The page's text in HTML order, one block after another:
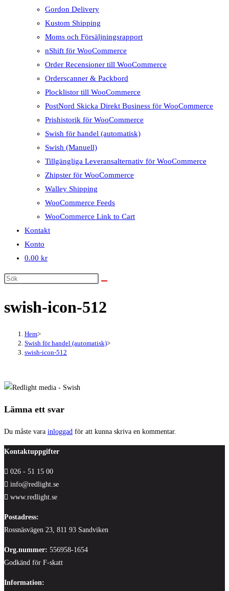
Gordon Delivery
Kustom Shipping
Moms och Försäljningsrapport
nShift för WooCommerce
Order Recensioner till WooCommerce
Orderscanner & Packbord
Plocklistor till WooCommerce
PostNord Skicka Direkt Business för WooCommerce
Prishistorik för WooCommerce
Swish för handel (automatisk)
Swish (Manuell)
Tillgängliga Leveransalternativ för WooCommerce
Zhipster för WooCommerce
Walley Shipping
WooCommerce Feeds
WooCommerce Link to Cart
Kontakt
Konto
0.00 kr
swish-icon-512
Hem>
Swish för handel (automatisk)>
swish-icon-512
Lämna ett svar
Du måste vara inloggad för att kunna skriva en kommentar.
Kontaktuppgifter
026 - 51 15 00
info@redlight.se
www.redlight.se
Postadress:
Rossnäsvägen 23, 811 93 Sandviken
Org.nummer: 556958-1654
Godkänd för F-skatt
Information: